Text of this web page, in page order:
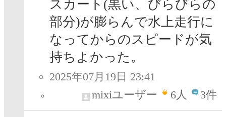
スカート(黒い、びらびらの
部分)が膨らんで水上走行に
なってからのスピードが気
持ちよかった。
2025年07月19日 23:41
mixiユーザー
6人 3件